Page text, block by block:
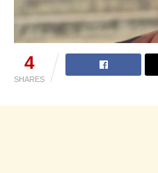
4
SHARES